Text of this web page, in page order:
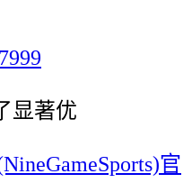
显著优
官